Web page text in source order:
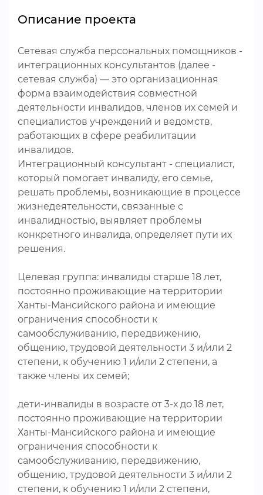
Описание проекта
Сетевая служба персональных помощников -
интеграционных консультантов (далее -
сетевая служба) — это организационная
форма взаимодействия совместной
деятельности инвалидов, членов их семей и
специалистов учреждений и ведомств,
работающих в сфере реабилитации
инвалидов.
Интеграционный консультант - специалист,
который помогает инвалиду, его семье,
решать проблемы, возникающие в процессе
жизнедеятельности, связанные с
инвалидностью, выявляет проблемы
конкретного инвалида, определяет пути их
решения.
Целевая группа: инвалиды старше 18 лет,
постоянно проживающие на территории
Ханты-Мансийского района и имеющие
ограничения способности к
самообслуживанию, передвижению,
общению, трудовой деятельности 3 и/или 2
степени, к обучению 1 и/или 2 степени, а
также члены их семей;
дети-инвалиды в возрасте от 3-х до 18 лет,
постоянно проживающие на территории
Ханты-Мансийского района и имеющие
ограничения способности к
самообслуживанию, передвижению,
общению, трудовой деятельности 3 и/или 2
степени, к обучению 1 и/или 2 степени,